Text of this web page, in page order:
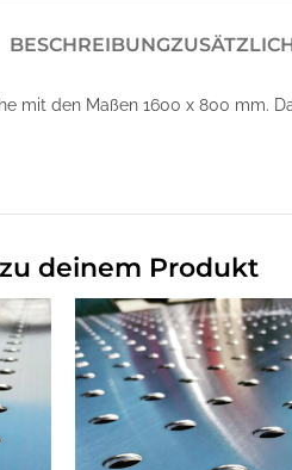
BESCHREIBUNG
mit den Maßen 1600 x 800 mm.
deinem Produkt